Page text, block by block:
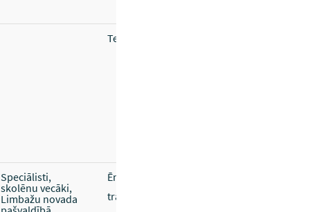
Telpas, projektors, dators.
Speciālisti,
skolēnu vecāki,
Limbažu novada
Ēnošanas izdales materiāli,
transports.